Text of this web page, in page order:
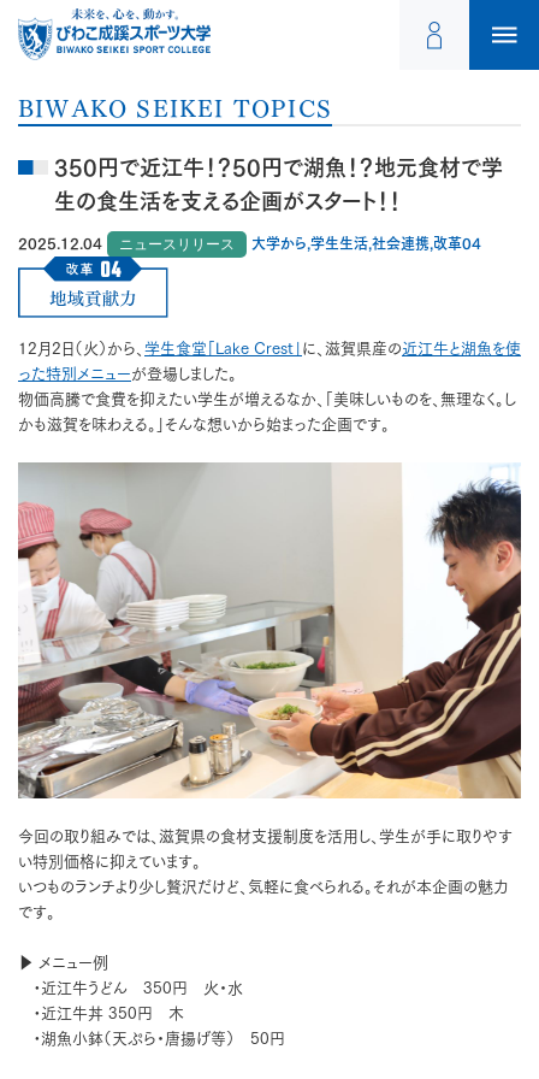
BIWAKO SEIKEI TOPICS
350円で近江牛！？50円で湖魚！？地元食材で学
生の食生活を支える企画がスタート！！
2025.12.04 ニュースリリース 大学から,学生生活,社会連携,改革04
12月2日（火）から、 学生食堂「Lake Crest」 に、滋賀県産の近江牛と湖魚を使
った特別メニューが登場しました。
物価高騰で食費を抑えたい学生が増えるなか、「美味しいものを、無理なく。し
かも滋賀を味わえる。」そんな想いから始まった企画です。
今回の取り組みでは、滋賀県の食材支援制度を活用し、学生が手に取りやす
い特別価格に抑えています。
いつものランチより少し贅沢だけど、気軽に食べられる。それが本企画の魅力
です。
▶ メニュー例
•近江牛うどん 350円 火・水
•近江牛丼 350円 木
•湖魚小鉢（天ぷら・唐揚げ等） 50円